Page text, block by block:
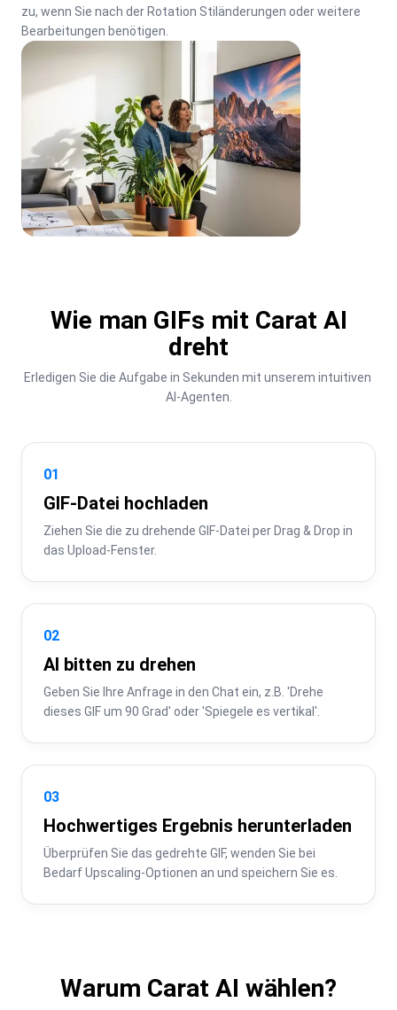
zu, wenn Sie nach der Rotation Stiländerungen oder weitere
Bearbeitungen benötigen.
Wie man GIFs mit Carat AI
dreht
Erledigen Sie die Aufgabe in Sekunden mit unserem intuitiven
AI-Agenten.
01
GIF-Datei hochladen
Ziehen Sie die zu drehende GIF-Datei per Drag & Drop in
das Upload-Fenster.
02
AI bitten zu drehen
Geben Sie Ihre Anfrage in den Chat ein, z.B. 'Drehe
dieses GIF um 90 Grad' oder 'Spiegele es vertikal'.
03
Hochwertiges Ergebnis herunterladen
Überprüfen Sie das gedrehte GIF, wenden Sie bei
Bedarf Upscaling-Optionen an und speichern Sie es.
Warum Carat AI wählen?